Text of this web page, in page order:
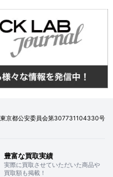
京都公安委員会第307731104330号
豊富な買取実績
実際に買取させていただいた商品や
買取額も掲載！